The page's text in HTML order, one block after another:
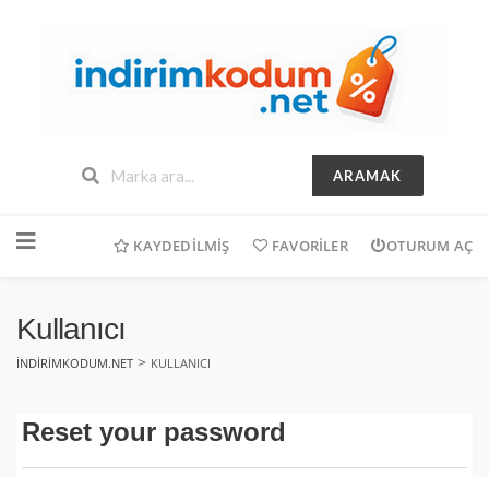
ARAMAK
geç
KAYDEDILMIŞ FAVORILER OTURUM AÇ
Kullanıcı
INDIRIMKODUM.NET > KULLANICI
Reset your password